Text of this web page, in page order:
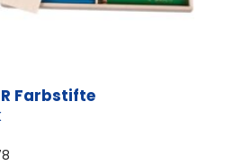
Farbstifte